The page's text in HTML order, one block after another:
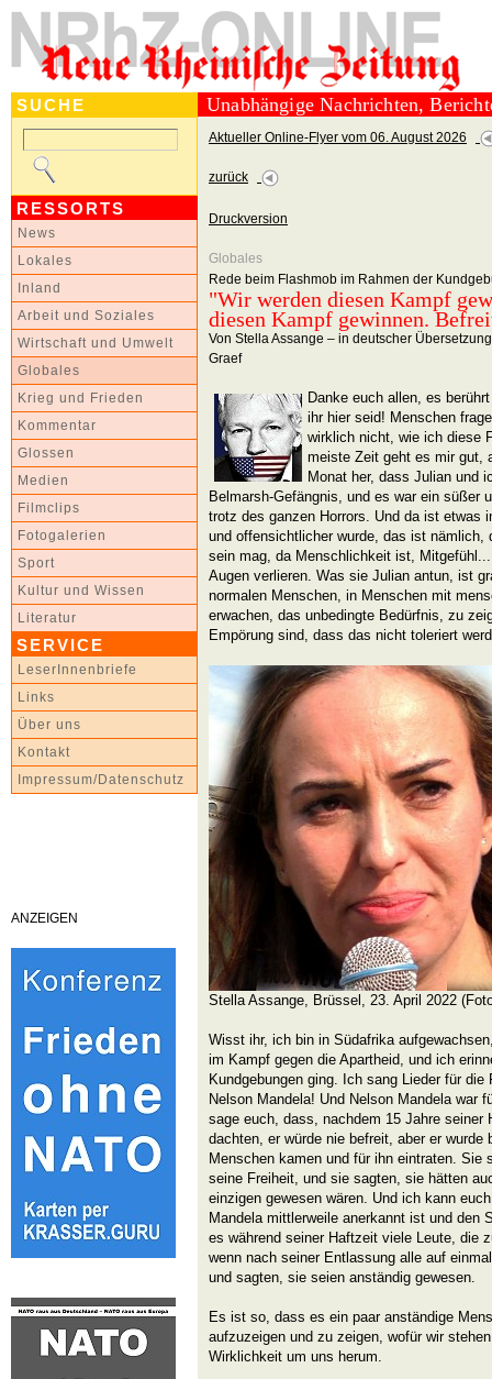
SUCHE
RESSORTS
News
Lokales
Inland
Arbeit und Soziales
Wirtschaft und Umwelt
Globales
Krieg und Frieden
Kommentar
Glossen
Medien
Filmclips
Fotogalerien
Sport
Kultur und Wissen
Literatur
SERVICE
LeserInnenbriefe
Links
Über uns
Kontakt
Impressum/Datenschutz
ANZEIGEN
Unabhängige Nachrichten,
Aktueller Online-Flyer vom 06. August 2026
zurück
Druckversion
Globales
Rede beim Flashmob im Rahmen der
"Wir werden diesen Kampf
diesen Kampf gewinnen.
Von Stella Assange – in deutscher
Graef
Danke euch allen, es
ihr hier seid! Menschen
wirklich nicht, wie ich diese
meiste Zeit geht es mir gut,
Monat her, dass Julian und
Belmarsh-Gefängnis, und es war ein süßer
trotz des ganzen Horrors. Und da ist etwas
und offensichtlicher wurde, das ist nämlich,
sein mag, da Menschlichkeit ist,
Augen verlieren. Was sie Julian antun, ist
normalen Menschen, in Menschen mit
erwachen, das unbedingte Bedürfnis, zu
Empörung sind, dass das nicht toleriert
Stella Assange, Brüssel, 23. April 2022
Wisst ihr, ich bin in Südafrika
im Kampf gegen die Apartheid, und ich
Kundgebungen ging. Ich sang Lieder für
Nelson Mandela! Und Nelson Mandela war
sage euch, dass, nachdem 15 Jahre seiner
dachten, er würde nie befreit, aber er wurde
Menschen kamen und für ihn eintraten. Sie
seine Freiheit, und sie sagten, sie hätten
einzigen gewesen wären. Und ich kann
Mandela mittlerweile anerkannt ist und den
es während seiner Haftzeit viele Leute, die
wenn nach seiner Entlassung alle auf
und sagten, sie seien anständig gewesen.
Es ist so, dass es ein paar anständige
aufzuzeigen und zu zeigen, wofür wir
Wirklichkeit um uns herum.